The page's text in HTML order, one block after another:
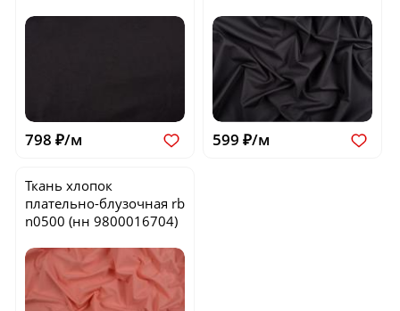
798 ₽/м 599 ₽/м
Ткань хлопок
плательно-блузочная rb
n0500 (нн 9800016704)